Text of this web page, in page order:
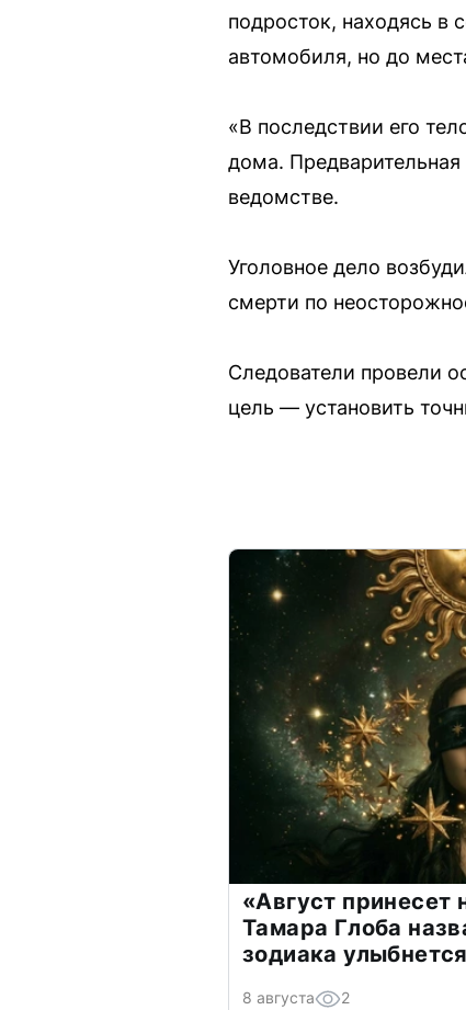
подросток, находясь в
автомобиля, но до
«В последствии его
дома.
ведомстве.
Уголовное дело
смерти по
Следователи провели
цель — установить
«Август
Тамара Глоба
зодиака
8 августа 2